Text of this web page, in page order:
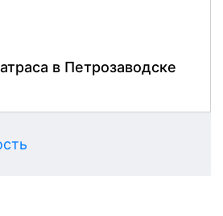
в Петрозаводске